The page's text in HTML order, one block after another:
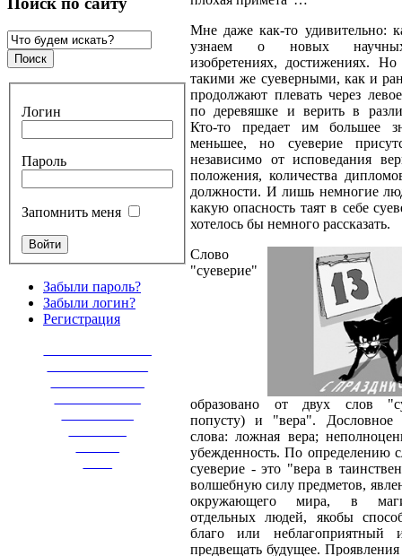
Логин
Пароль
Запомнить меня
Забыли пароль?
Забыли логин?
Регистрация
Мне даже как-то удивительно:
узнаем о новых
изобретениях, достижениях.
такими же суеверными, как и
продолжают плевать через
по деревяшке и верить в
Кто-то предает им большее
меньшее, но суеверие
независимо от исповедания
положения, количества
должности. И лишь немногие
какую опасность таят в себе
хотелось бы немного рассказать.
Слово
"суеверие"
образовано от двух слов
попусту) и "вера". Дословное
слова: ложная вера;
убежденность. По определению
суеверие - это "вера в
волшебную силу предметов,
окружающего мира, в
отдельных людей, якобы
благо или неблагоприятный
предвещать будущее.